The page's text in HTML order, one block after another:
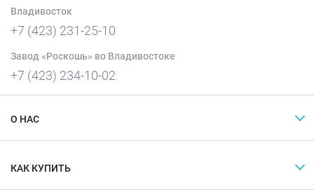
Владивосток
+7 (423) 231-25-10
Завод «Роскошь» во Владивостоке
+7 (423) 234-10-02
О НАС
КАК КУПИТЬ